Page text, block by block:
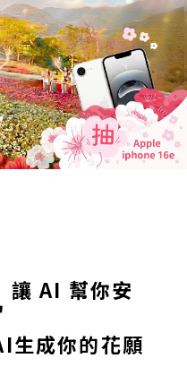
讓 AI 幫你安
生成你的花願